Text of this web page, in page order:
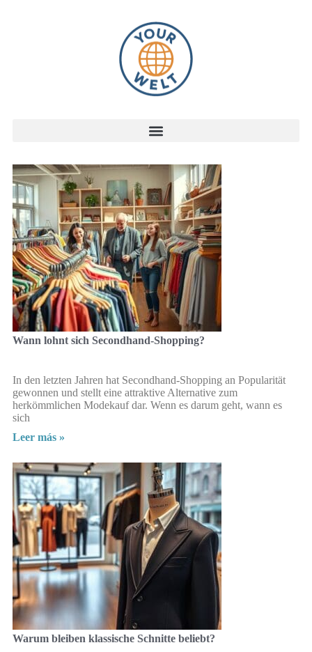
Wann lohnt sich Secondhand-Shopping?
In den letzten Jahren hat Secondhand-Shopping an Popularität
gewonnen und stellt eine attraktive Alternative zum
herkömmlichen Modekauf dar. Wenn es darum geht, wann es
sich
Leer más »
Warum bleiben klassische Schnitte beliebt?